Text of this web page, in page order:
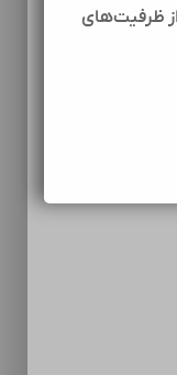
از ظرفیت‌های